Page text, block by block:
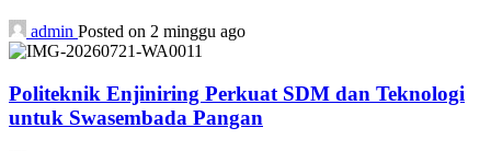
admin Posted on 2 minggu ago
Politeknik Enjiniring Perkuat SDM dan Teknologi
untuk Swasembada Pangan